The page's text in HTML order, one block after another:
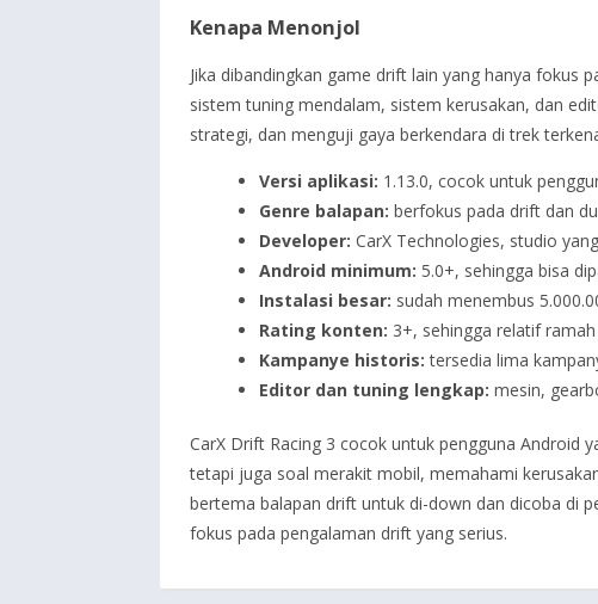
Kenapa Menonjol
Jika dibandingkan game drift lain yang hanya fokus
sistem tuning mendalam, sistem kerusakan, dan
strategi, dan menguji gaya berkendara di trek
Versi aplikasi: 1.13.0, cocok untuk
Genre balapan: berfokus pada drift dan
Developer: CarX Technologies, studio
Android minimum: 5.0+, sehingga bisa
Instalasi besar: sudah menembus
Rating konten: 3+, sehingga relatif
Kampanye historis: tersedia lima
Editor dan tuning lengkap: mesin,
CarX Drift Racing 3 cocok untuk pengguna Android
tetapi juga soal merakit mobil, memahami
bertema balapan drift untuk di-down dan dicoba di
fokus pada pengalaman drift yang serius.